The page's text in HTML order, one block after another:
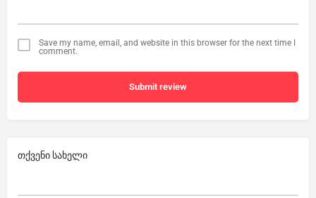
Save my name, email, and website in this browser for the next time I
comment.
Submit review
თქვენი სახელი